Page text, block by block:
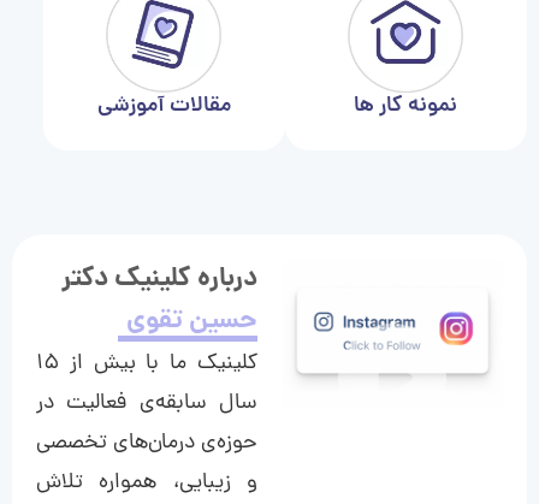
نمونه کار ها مقالات آموزشی
درباره کلینیک دکتر
حسین تقوی
کلینیک ما با بیش از ۱۵
سال سابقه‌ی فعالیت در
حوزه‌ی درمان‌های تخصصی
و زیبایی، همواره تلاش